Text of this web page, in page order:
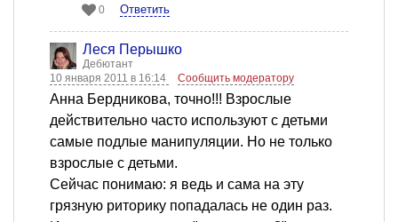
0 Ответить
Леся Перышко
Дебютант
10 января 2011 в 16:14
Сообщить модератору
Анна Бердникова, точно!!! Взрослые
действительно часто используют с детьми
самые подлые манипуляции. Но не только
взрослые с детьми.
Сейчас понимаю: я ведь и сама на эту
грязную риторику попадалась не один раз.